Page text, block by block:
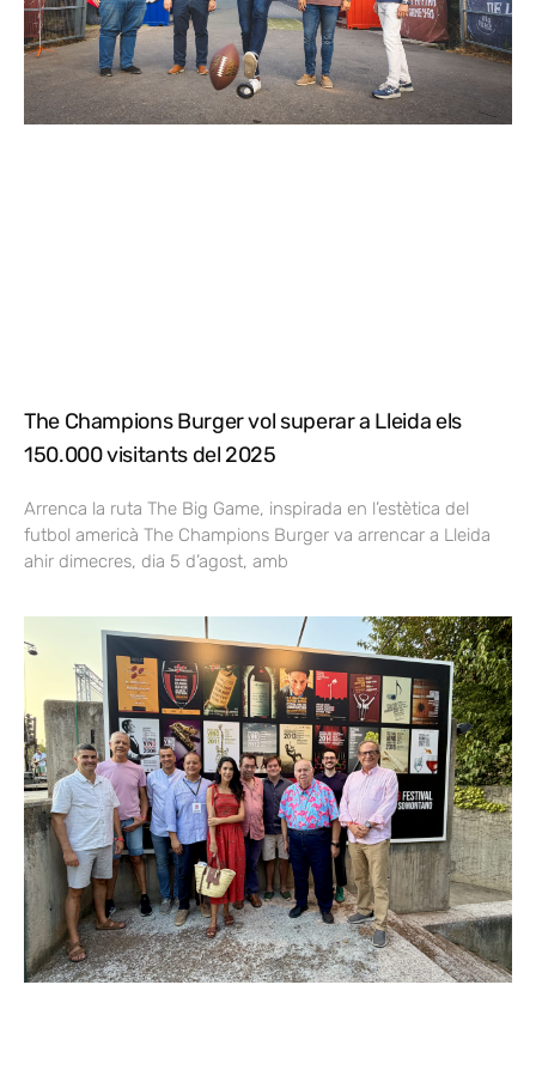
The Champions Burger vol superar a Lleida els
150.000 visitants del 2025
Arrenca la ruta The Big Game, inspirada en l’estètica del
futbol americà The Champions Burger va arrencar a Lleida
ahir dimecres, dia 5 d’agost, amb